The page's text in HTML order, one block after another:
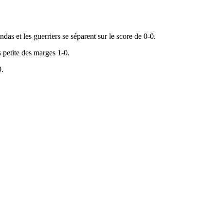
et les guerriers se séparent sur le score de 0-0.
des marges 1-0.